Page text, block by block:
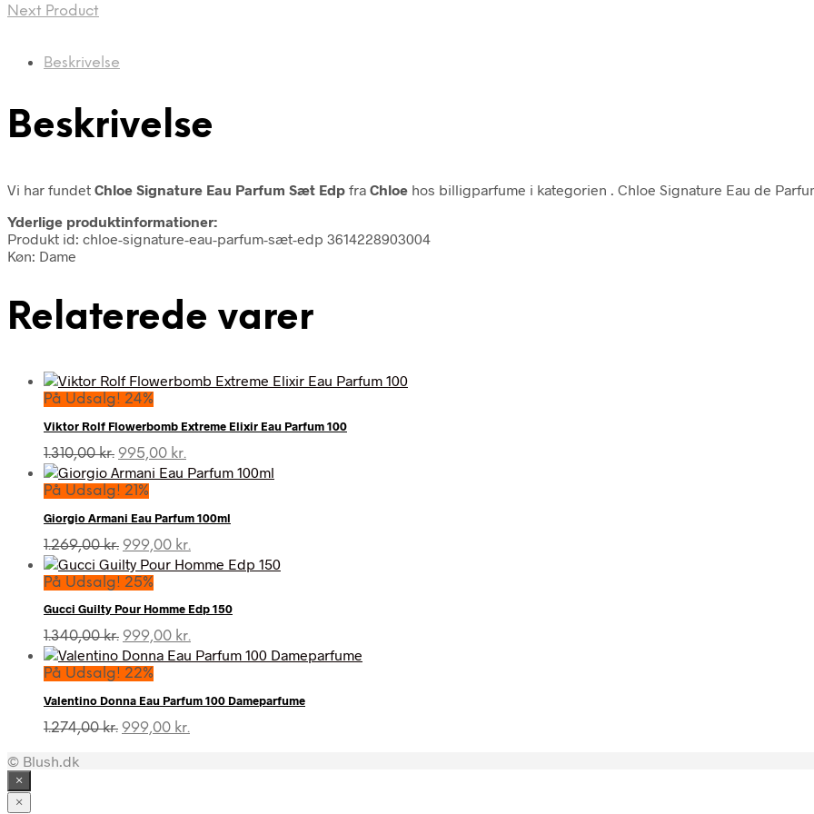
Next Product
Beskrivelse
Beskrivelse
Vi har fundet Chloe Signature Eau Parfum Sæt Edp fra Chloe hos billigparfume i kategorien
. Chloe Signature Eau de
Yderlige produktinformationer:
Produkt id: chloe-signature-eau-parfum-sæt-edp 3614228903004
Køn: Dame
Relaterede varer
På Udsalg! 24%
Viktor Rolf Flowerbomb Extreme Elixir Eau Parfum 100
1.310,00kr. Den
oprindelige
pris
1.310,00 kr..
995,00 kr.
aktuelle
995,00 kr..
På Udsalg! 21%
Giorgio Armani Eau Parfum 100ml
1.269,00kr. Den
oprindelige
pris
1.269,00 kr..
999,00 kr.
aktuelle
999,00 kr..
På Udsalg! 25%
Gucci Guilty Pour Homme Edp 150
1.340,00kr. Den
oprindelige
pris
1.340,00 kr..
999,00 kr.
aktuelle
999,00 kr..
På Udsalg! 22%
Valentino Donna Eau Parfum 100 Dameparfume
1.274,00kr. Den
999,00 kr.
© Blush.dk
×
×